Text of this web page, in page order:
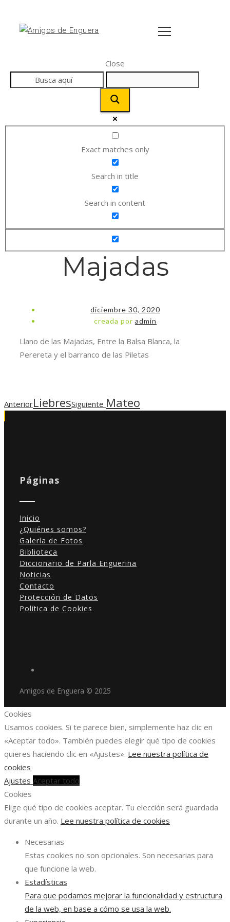
Close
Exact matches only
Search in title
Search in content
Majadas
diciembre 30, 2020
creada por admin
Llano de las Majadas, Entre la Balsa Blanca, la
Perereta y el barranco de las Piletas
AnteriorLiebresSiguiente Mateo
Páginas
Inicio
¿Quiénes somos?
Galería de Fotos
Biblioteca
Diccionario de Parla Enguerina
Noticias
Contacto
Protección de Datos
Política de Cookies
Amigos de Enguera © 2025
Cookies
Usamos cookies. Si te parece bien, simplemente haz clic en
«Aceptar todo». También puedes elegir qué tipo de cookies
quieres haciendo clic en «Ajustes». Lee nuestra política de
cookies
Ajustes Aceptar todo
Cookies
Elige qué tipo de cookies aceptar. Tu elección será guardada
durante un año. Lee nuestra política de cookies
Necesarias
Estas cookies no son opcionales. Son necesarias para
que funcione la web.
Estadísticas
Para que podamos mejorar la funcionalidad y estructura
de la web, en base a cómo se usa la web.